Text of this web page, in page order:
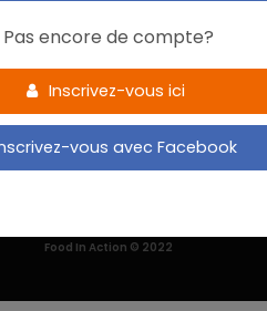
Pas encore de compte?
Inscrivez-vous ici
vous avec Facebook
Food In Action © 2022